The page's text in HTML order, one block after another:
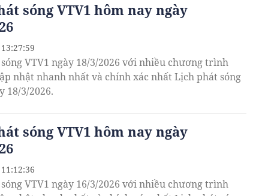
sóng VTV1 hôm nay ngày
VTV1 ngày 18/3/2026 với nhiều chương trình
nhật nhanh nhất và chính xác nhất Lịch phát sóng
18/3/2026.
sóng VTV1 hôm nay ngày
VTV1 ngày 16/3/2026 với nhiều chương trình